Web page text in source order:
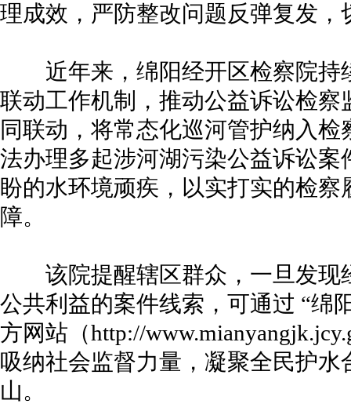
理成效，严防整改问题反弹复发
近年来，绵阳经开区检察院持
联动工作机制，推动公益诉讼检
同联动，将常态化巡河管护纳入
法办理多起涉河湖污染公益诉讼
盼的水环境顽疾，以实打实的检
障。
该院提醒辖区群众，一旦发现
公共利益的案件线索，可通过 “绵
方网站（http://
吸纳社会监督力量，凝聚全民护
山。